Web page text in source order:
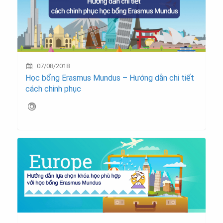
07/08/2018
Học bổng Erasmus Mundus – Hướng dẫn chi tiết
cách chinh phục